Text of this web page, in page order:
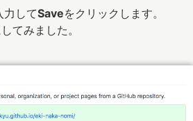
力してSaveをクリックします。
てみました。